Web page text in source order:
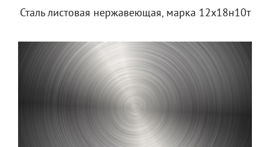
Сталь листовая нержавеющая, марка 12х18н10т